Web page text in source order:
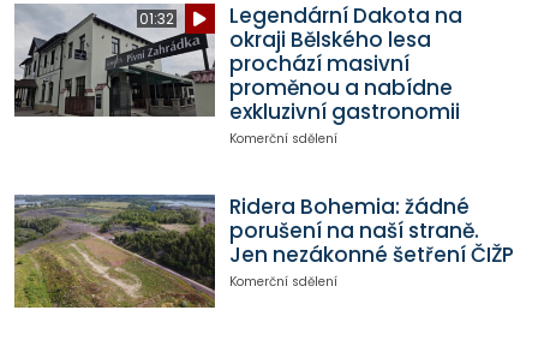
01:32
Legendární Dakota na
okraji Bělského lesa
prochází masivní
proměnou a nabídne
exkluzivní gastronomii
Komerční sdělení
Ridera Bohemia: žádné
porušení na naší straně.
Jen nezákonné šetření ČIŽP
Komerční sdělení